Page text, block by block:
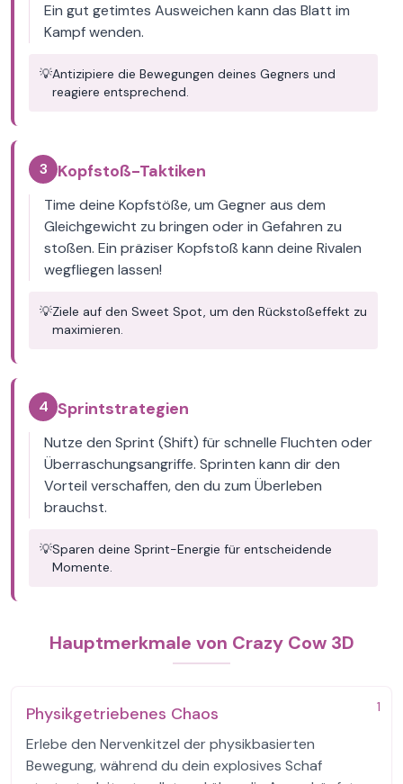
Ein gut getimtes Ausweichen kann das Blatt im
Kampf wenden.
💡Antizipiere die Bewegungen deines Gegners und
reagiere entsprechend.
3 Kopfstoß-Taktiken
Time deine Kopfstöße, um Gegner aus dem
Gleichgewicht zu bringen oder in Gefahren zu
stoßen. Ein präziser Kopfstoß kann deine Rivalen
wegfliegen lassen!
💡Ziele auf den Sweet Spot, um den Rückstoßeffekt zu
maximieren.
4 Sprintstrategien
Nutze den Sprint (Shift) für schnelle Fluchten oder
Überraschungsangriffe. Sprinten kann dir den
Vorteil verschaffen, den du zum Überleben
brauchst.
💡Sparen deine Sprint-Energie für entscheidende
Momente.
Hauptmerkmale von Crazy Cow 3D
1
Physikgetriebenes Chaos
Erlebe den Nervenkitzel der physikbasierten
Bewegung, während du dein explosives Schaf